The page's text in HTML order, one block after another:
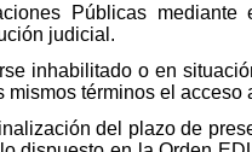
Públicas mediante
judicial.
inhabilitado o en
términos el acceso
del plazo de